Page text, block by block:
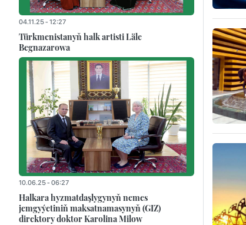
04.11.25 - 12:27
Türkmenistanyň halk artisti Läle
Begnazarowa
10.06.25 - 06:27
Halkara hyzmatdaşlygynyň nemes
jemgyýetiniň maksatnamasynyň (GIZ)
direktory doktor Karolina Milow